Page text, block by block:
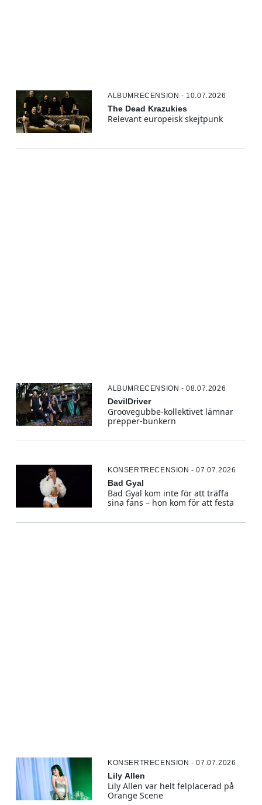
ALBUMRECENSION - 10.07.2026
The Dead Krazukies
Relevant europeisk skejtpunk
ALBUMRECENSION - 08.07.2026
DevilDriver
Groovegubbe-kollektivet lämnar
prepper-bunkern
KONSERTRECENSION - 07.07.2026
Bad Gyal
Bad Gyal kom inte för att träffa
sina fans – hon kom för att festa
KONSERTRECENSION - 07.07.2026
Lily Allen
Lily Allen var helt felplacerad på
Orange Scene